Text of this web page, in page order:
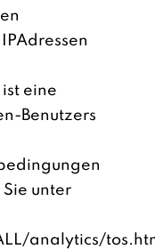
eine
Benutzers
unter
analytics/